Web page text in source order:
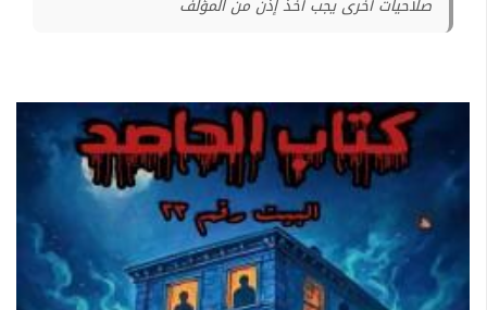
صلاحيات أخرى يجب أخذ إذن من المؤلف